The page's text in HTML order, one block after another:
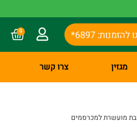
להזמנות: 6897* 0
מגזין צרו קשר
מועשרת למכרסמים